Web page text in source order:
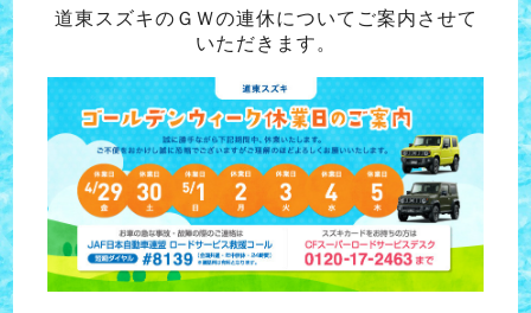
道東スズキのＧＷの連休についてご案内させて
いただきます。